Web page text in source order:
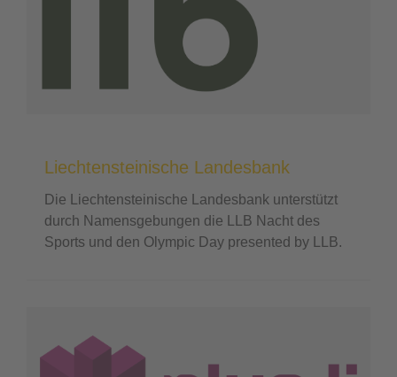
Liechtensteinische Landesbank
Die Liechtensteinische Landesbank unterstützt
durch Namensgebungen die LLB Nacht des
Sports und den Olympic Day presented by LLB.